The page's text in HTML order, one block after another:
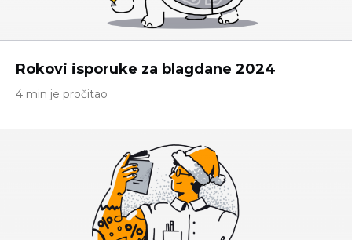
Rokovi isporuke za blagdane 2024
4 min je pročitao